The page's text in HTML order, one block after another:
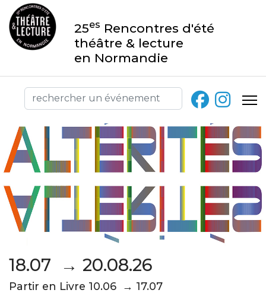
25es Rencontres d'été
théâtre & lecture
en Normandie
18.07 → 20.08.26
Partir en Livre 10.06 → 17.07